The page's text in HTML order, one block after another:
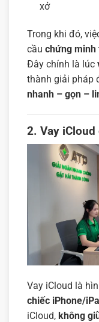
xở
Trong khi đó,
cầu chứng minh
Đây chính là lúc
thành giải pháp
nhanh – gọn –
2. Vay
Vay iCloud là
chiếc iPhone/
iCloud, không